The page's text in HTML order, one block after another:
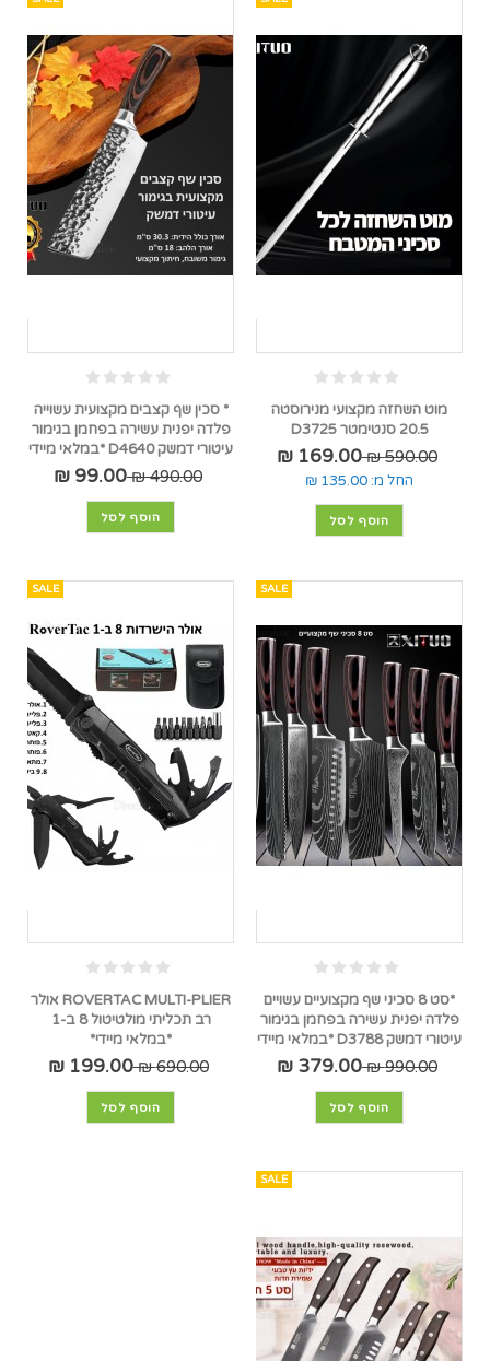
מוט השחזה מקצועי מנירוסטה
20.5 סנטימטר D3725
590.00 ₪
169.00 ₪
החל מ: 135.00 ₪
הוסף לסל
* סכין שף קצבים מקצועית עשוייה
פלדה יפנית עשירה בפחמן בגימור
עיטורי דמשק D4640 *במלאי מיידי
490.00 ₪
99.00 ₪
הוסף לסל
SALE
*סט 8 סכיני שף מקצועיים עשויים
פלדה יפנית עשירה בפחמן בגימור
עיטורי דמשק D3788 *במלאי מיידי
990.00 ₪
379.00 ₪
הוסף לסל
SALE
ROVERTAC MULTI-PLIER אולר
רב תכליתי מולטיטול 8 ב-1
*במלאי מיידי*
690.00 ₪
199.00 ₪
הוסף לסל
SALE